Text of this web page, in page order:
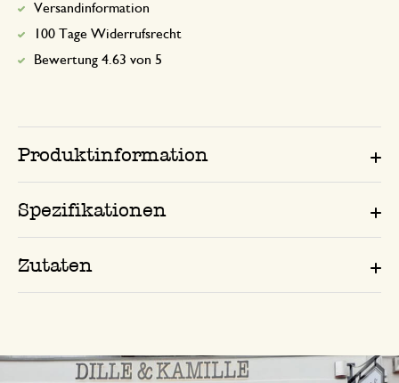
Versandinformation
100 Tage Widerrufsrecht
Bewertung 4.63 von 5
Produktinformation
Spezifikationen
Zutaten